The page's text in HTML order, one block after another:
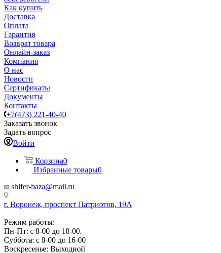
Как купить
Доставка
Оплата
Гарантия
Возврат товара
Онлайн-заказ
Компания
О нас
Новости
Сертификаты
Документы
Контакты
+7(473) 221-40-40
Заказать звонок
Задать вопрос
Войти
Корзина0
Избранные товары0
shifer-baza@mail.ru
г. Воронеж, проспект Патриотов, 19А
Режим работы:
Пн-Пт: с 8-00 до 18-00.
Суббота: с 8-00 до 16-00
Воскресенье: Выходной